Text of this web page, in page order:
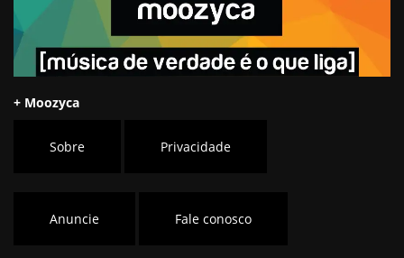
+ Moozyca
Sobre Privacidade
Anuncie Fale conosco